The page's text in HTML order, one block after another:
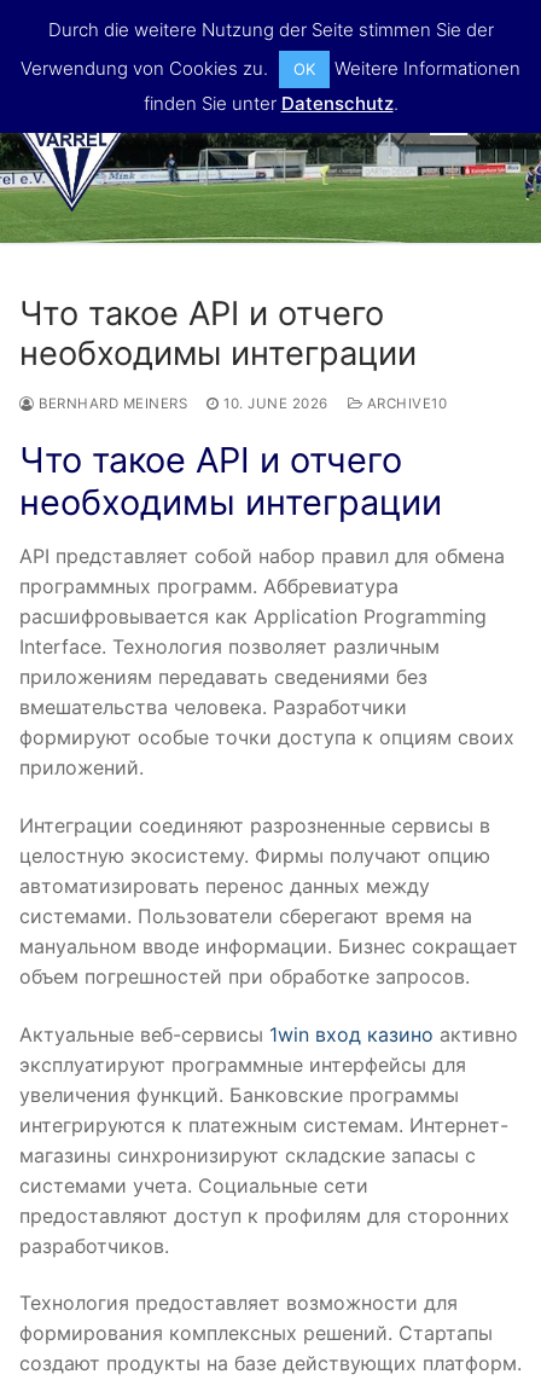
content
Что такое API и отчего
необходимы интеграции
BERNHARD MEINERS 10. JUNE 2026 ARCHIVE10
Что такое API и отчего
необходимы интеграции
API представляет собой набор правил для обмена
программных программ. Аббревиатура
расшифровывается как Application Programming
Interface. Технология позволяет различным
приложениям передавать сведениями без
вмешательства человека. Разработчики
формируют особые точки доступа к опциям своих
приложений.
Интеграции соединяют разрозненные сервисы в
целостную экосистему. Фирмы получают опцию
автоматизировать перенос данных между
системами. Пользователи сберегают время на
мануальном вводе информации. Бизнес сокращает
объем погрешностей при обработке запросов.
Актуальные веб-сервисы 1win вход казино активно
эксплуатируют программные интерфейсы для
увеличения функций. Банковские программы
интегрируются к платежным системам. Интернет-
магазины синхронизируют складские запасы с
системами учета. Социальные сети
предоставляют доступ к профилям для сторонних
разработчиков.
Технология предоставляет возможности для
формирования комплексных решений. Стартапы
создают продукты на базе действующих платформ.
Durch die weitere Nutzung der Seite stimmen Sie der
Verwendung von Cookies zu.
OK
Weitere Informationen
finden Sie unter Datenschutz.